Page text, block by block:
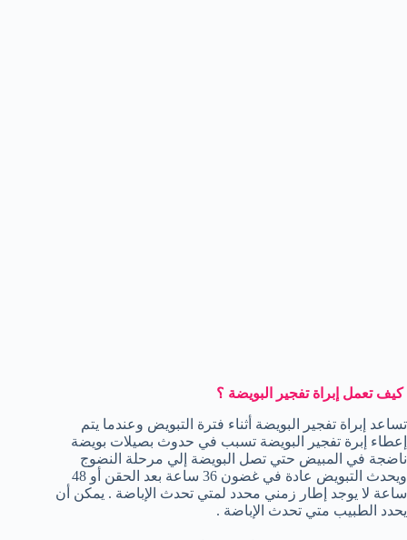
كيف تعمل إبراة تفجير البويضة ؟
تساعد إبراة تفجير البويضة أثناء فترة التبويض وعندما يتم
إعطاء إبرة تفجير البويضة تسبب في حدوث بصيلات بويضة
ناضجة في المبيض حتي تصل البويضة إلي مرحلة النضوج
ويحدث التبويض عادة في غضون 36 ساعة بعد الحقن أو 48
ساعة لا يوجد إطار زمني محدد لمتي تحدث الإباضة . يمكن أن
يحدد الطبيب متي تحدث الإباضة .